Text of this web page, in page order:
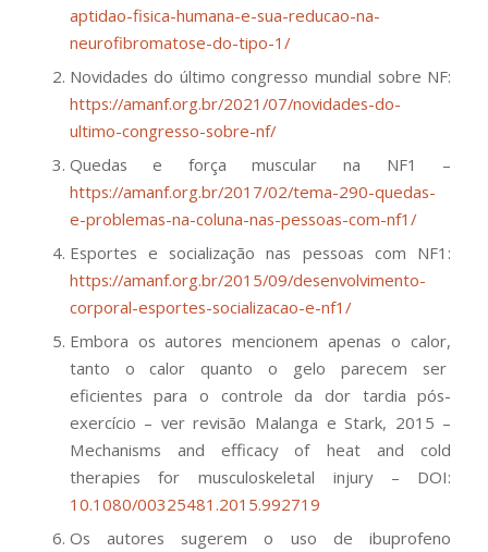
aptidao-fisica-humana-e-sua-reducao-na-
neurofibromatose-do-tipo-1/
Novidades do último congresso mundial sobre NF:
https://amanf.org.br/2021/07/novidades-do-
ultimo-congresso-sobre-nf/
Quedas e força muscular na NF1 –
https://amanf.org.br/2017/02/tema-290-quedas-
e-problemas-na-coluna-nas-pessoas-com-nf1/
Esportes e socialização nas pessoas com NF1:
https://amanf.org.br/2015/09/desenvolvimento-
corporal-esportes-socializacao-e-nf1/
Embora os autores mencionem apenas o calor,
tanto o calor quanto o gelo parecem ser
eficientes para o controle da dor tardia pós-
exercício – ver revisão Malanga e Stark, 2015 –
Mechanisms and efficacy of heat and cold
therapies for musculoskeletal injury – DOI:
10.1080/00325481.2015.992719
Os autores sugerem o uso de ibuprofeno